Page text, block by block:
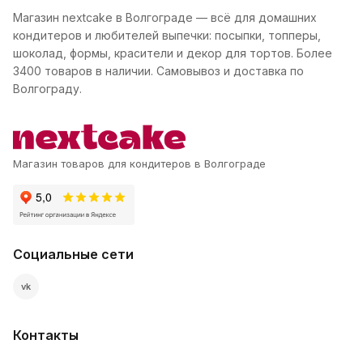
Магазин nextcake в Волгограде — всё для домашних
кондитеров и любителей выпечки: посыпки, топперы,
шоколад, формы, красители и декор для тортов. Более
3400 товаров в наличии. Самовывоз и доставка по
Волгограду.
Магазин товаров для кондитеров в Волгограде
Социальные сети
vk
Контакты